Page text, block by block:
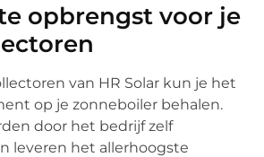
opbrengst voor je
van HR Solar kun je het
op je zonneboiler behalen.
door het bedrijf zelf
leveren het allerhoogste